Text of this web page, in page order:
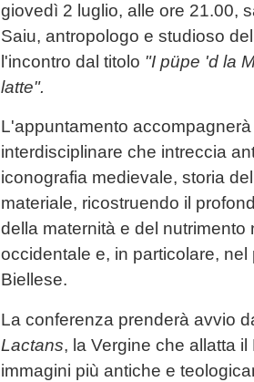
giovedì 2 luglio, alle ore 21.00,
Saiu, antropologo e studioso
l'incontro dal titolo "I püpe 'd la
latte".
L'appuntamento
interdisciplinare che intreccia
iconografia medievale, storia
materiale, ricostruendo il
della maternità e del nutrimento
occidentale e, in particolare,
Biellese.
La conferenza prenderà avvio
Lactans, la Vergine che allatta
immagini più antiche e